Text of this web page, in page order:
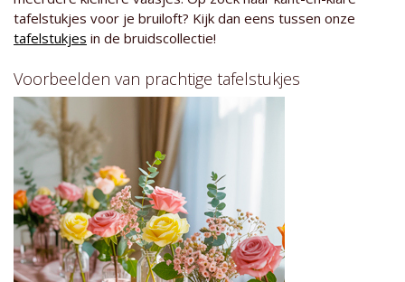
tafelstukjes voor je bruiloft? Kijk dan eens tussen onze
tafelstukjes in de bruidscollectie!
Voorbeelden van prachtige tafelstukjes